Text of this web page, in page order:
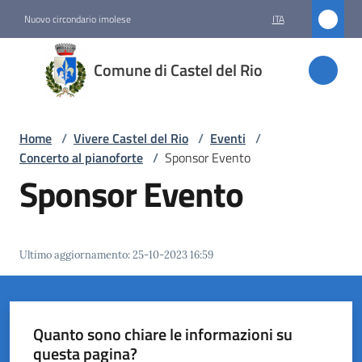
Nuovo circondario imolese ITA
Comune di Castel del Rio
Comune
di
Castel
Amministrazione
Vivere
Castel
Home / Vivere Castel del Rio / Eventi /
Concerto al pianoforte / Sponsor Evento
Sponsor Evento
Ultimo aggiornamento:25-10-2023 16:59
Quanto sono chiare le informazioni su
questa pagina?